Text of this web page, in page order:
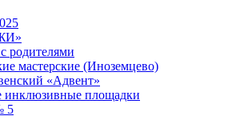
родителями
мастерские (Иноземцево)
«Адвент»
инклюзивные площадки
5